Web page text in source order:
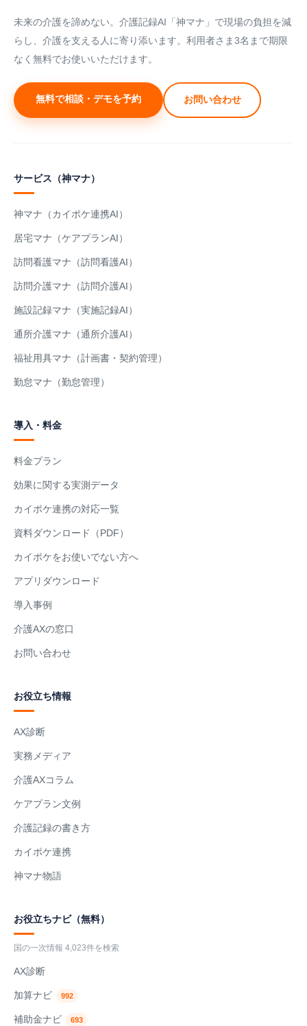
未来の介護を諦めない。介護記録AI「神マナ」で現場の負担を減
らし、介護を支える人に寄り添います。利用者さま3名まで期限
なく無料でお使いいただけます。
無料で相談・デモを予約 お問い合わせ
サービス（神マナ）
神マナ（カイポケ連携AI）
居宅マナ（ケアプランAI）
訪問看護マナ（訪問看護AI）
訪問介護マナ（訪問介護AI）
施設記録マナ（実施記録AI）
通所介護マナ（通所介護AI）
福祉用具マナ（計画書・契約管理）
勤怠マナ（勤怠管理）
導入・料金
料金プラン
効果に関する実測データ
カイポケ連携の対応一覧
資料ダウンロード（PDF）
カイポケをお使いでない方へ
アプリダウンロード
導入事例
介護AXの窓口
お問い合わせ
お役立ち情報
AX診断
実務メディア
介護AXコラム
ケアプラン文例
介護記録の書き方
カイポケ連携
神マナ物語
お役立ちナビ（無料）
国の一次情報 4,023件を検索
AX診断
加算ナビ 992
補助金ナビ 693